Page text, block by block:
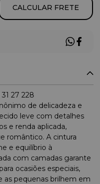
CALCULAR FRETE
31 27 228
de delicadeza e
leve com detalhes
e renda aplicada,
romântico. A cintura
e equilíbrio à
com camadas garante
ocasiões especiais,
as pequenas brilhem em